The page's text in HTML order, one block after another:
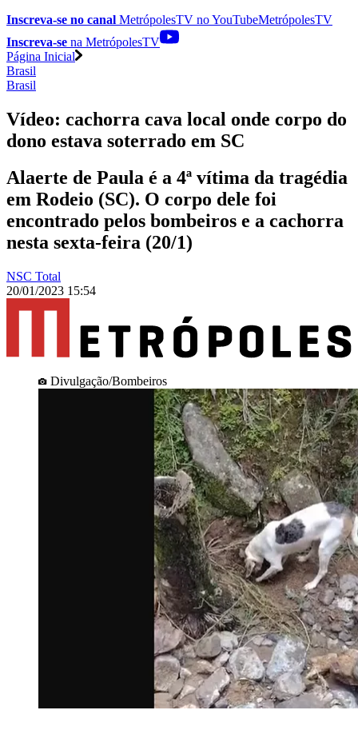
Inscreva-se no canal MetrópolesTV noYouTubeMetrópolesTV
Inscreva-se na MetrópolesTV
Página Inicial
Brasil
Brasil
Vídeo: cachorra cava local onde corpo do
dono estava soterrado em SC
Alaerte de Paula é a 4ª vítima da tragédia
em Rodeio (SC). O corpo dele foi
encontrado pelos bombeiros e a cachorra
nesta sexta-feira (20/1)
NSC Total
20/01/2023 15:54
Divulgação/Bombeiros